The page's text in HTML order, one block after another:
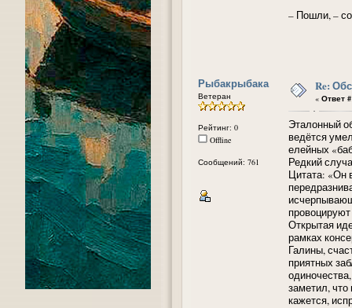
– Пошли, –
Рыбакрыбака
Ветеран
Рейтинг: 0
Offline
Сообщений: 761
Re:
« Ответ
Эталонный
ведётся
елейных
Редкий
Цитата: «Он
Открытая
рамках
Галины,
приятных
заметил, что
кажется,